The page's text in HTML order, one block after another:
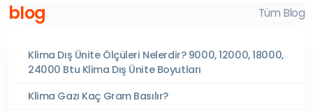
blog Tüm Blog
Klima Dış Ünite Ölçüleri Nelerdir? 9000, 12000, 18000,
24000 Btu Klima Dış Ünite Boyutları
Klima Gazı Kaç Gram Basılır?